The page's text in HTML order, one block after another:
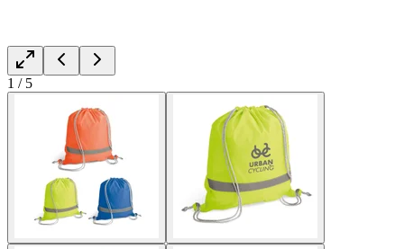
1 / 5